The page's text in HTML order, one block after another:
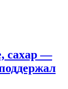
сахар —